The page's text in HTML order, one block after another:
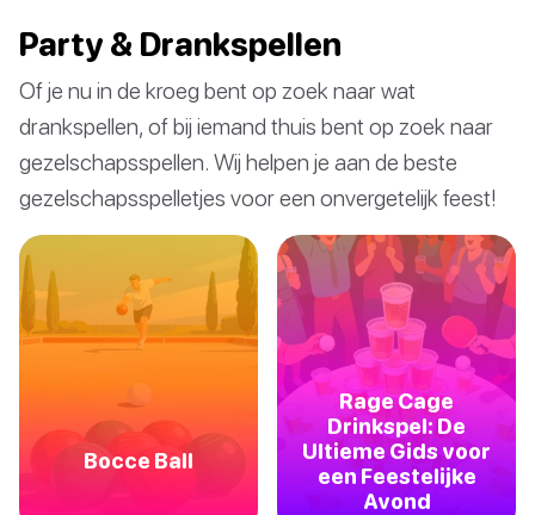
Party & Drankspellen
Of je nu in de kroeg bent op zoek naar wat
drankspellen, of bij iemand thuis bent op zoek naar
gezelschapsspellen. Wij helpen je aan de beste
gezelschapsspelletjes voor een onvergetelijk feest!
Bocce Ball
Rage Cage
Drinkspel: De
Ultieme Gids voor
een Feestelijke
Avond